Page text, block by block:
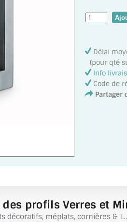
Délai
(pour qté
Info
Code de
Partager
profils Verres et
décoratifs, méplats, cornières &